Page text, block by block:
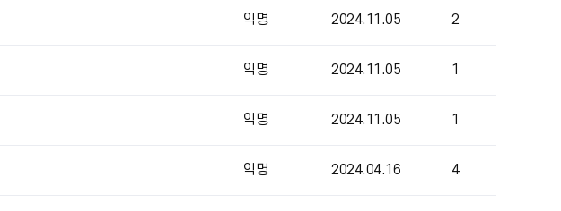
익명 2024.11.05 2
익명 2024.11.05 1
익명 2024.11.05 1
익명 2024.04.16 4